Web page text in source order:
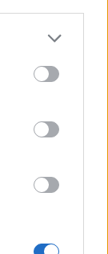
more Google
may click to
tags to
Google
hidup
estetika
bidang
di atas
dinamis
dari
diisi